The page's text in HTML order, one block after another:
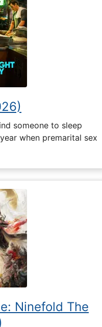
someone to sleep
when premarital sex
Ninefold The